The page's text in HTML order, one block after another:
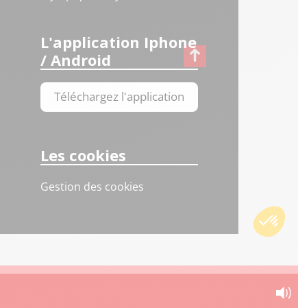
L'application Iphone
/ Android
Téléchargez l'application
Les cookies
Gestion des cookies